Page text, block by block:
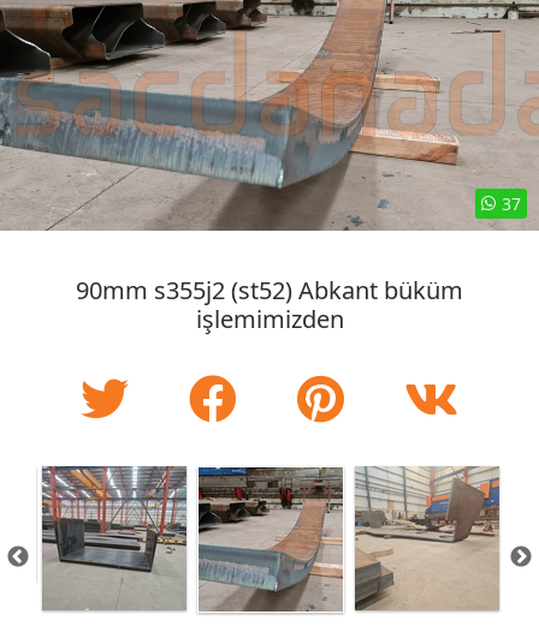
37
90mm s355j2 (st52) Abkant büküm
işlemimizden